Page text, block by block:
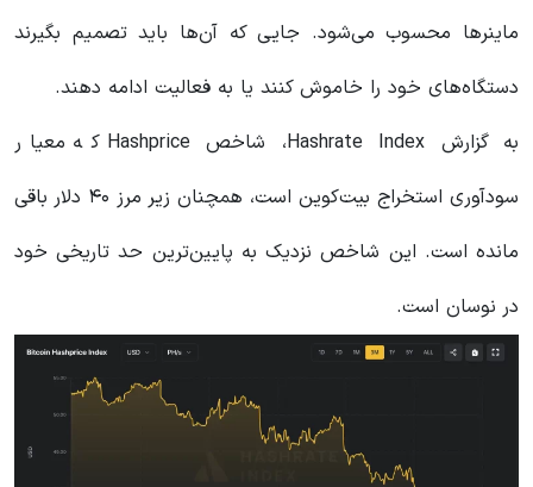
ماینرها محسوب می‌شود. جایی که آن‌ها باید تصمیم بگیرند
دستگاه‌های خود را خاموش کنند یا به فعالیت ادامه دهند.
به گزارش Hashrate Index، شاخص Hashprice که معیار
سودآوری استخراج بیت‌کوین است، همچنان زیر مرز ۴۰ دلار باقی
مانده است. این شاخص نزدیک به پایین‌ترین حد تاریخی خود
در نوسان است.